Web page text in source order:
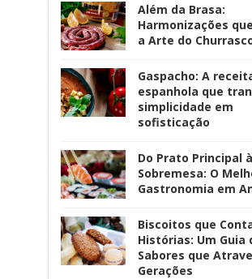
Além da Brasa:
Harmonizações
a Arte do
Gaspacho: A
espanhola que
simplicidade em
sofisticação
Do Prato Principal à
Sobremesa: O
Gastronomia em
Biscoitos que
Histórias: Um Guia
Sabores que
Gerações